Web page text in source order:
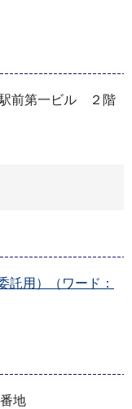
前第一ビル ２階
託用）（ワード：
地